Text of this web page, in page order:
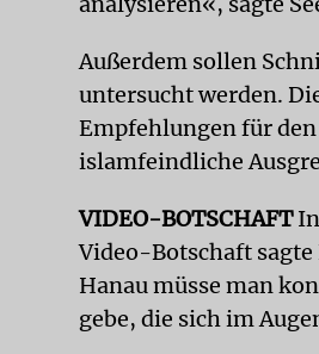
Außerdem sollen
untersucht werden.
Empfehlungen für
islamfeindliche
VIDEO-BOTSCHAFTIn
Video-Botschaft
Hanau müsse man
gebe, die sich im